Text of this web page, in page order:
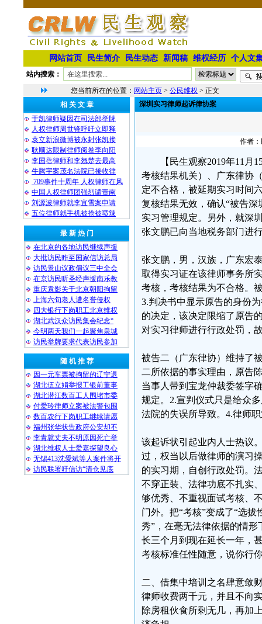
网站首页 民生简介 民生动态 新闻稿 维权经历 个人文
站内搜索：
您当前所在的位置： 网站主页 > 公民维权 > 正文
相 关 文 章
于凯律师疑因在司法部举牌
人权律师周世锋呼吁立即释
袁立新浪微博被永封张凯接
耿顺达限制律师阅卷李向阳
李国蓓律师和李翘楚去最高
牛腾宇案茂名法院已接收律
709事件十周年 人权律师在风
中国人权律师团强烈谴责南
刘源波律师就李宜雪案申请
五位律师就手机被抢被喷辣
最 新 热 门
在北京的各地访民继续声援
大批访民昨至国家信访总局
访民景山议政倡议三中全会
在京访民听圣经声援南乐教
重庆袁影关于北京朝阳拘留
上海六旬老人遭名誉侵权
四大银行下岗职工北京维权
湖北武汉众访民集会纪念“
今明两天我们一起聚焦泉城
访民举牌要求代表访民参加
随 机 推 荐
因一元车票被拘留的辽宁退
湖北伍立娟举报工银前董事
湖北潜江数百工人围堵市委
付爱玲律师立案被法警包围
数百农行下岗职工继续请愿
福州张华状告政府公安却不
李青就丈夫不明原因死亡举
湖北维权人士爱嘉探望良心
无锡413沈愛斌等人案件将开
访民联署吁信访“清仓见底
深圳实习律师起诉律协案
作者：
【民生观察2019年11
考核结果机关）、广东律协
定不合格，被延期实习时间
复核结果无效，确认“被告
实习管理规定。另外，就深
张文鹏已向当地税务部门进
张文鹏，男，汉族，广东宏
取得实习证在该律师事务所
考核，考核结果为不合格。
3.判决书中显示原告的身份
的决定，该决定限缩了原告
对实习律师进行行政处罚，
被告二（广东律协）维持了
二所依据的事实理由，原告
当事人带到宝龙仲裁委签字
规定。2.宣判仪式只是给众
法院的失误所导致。4.律师
该起诉状引起业内人士热议
过，权当以后做律师的演习
的实习期，自创行政处罚。
不穿正装、法律功底不扎实
够优秀、不重视面试考核、
门外。把“考核”变成了“选拔
秀”，在毫无法律依据的情
长三个月到现在延长一年，
考核标准任性随意，说你行
二、借集中培训之名肆意敛
律师收费两千元，并且不向
除房租伙食所剩无几，再加